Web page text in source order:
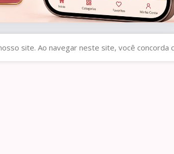
site. Ao navegar neste site, você concorda